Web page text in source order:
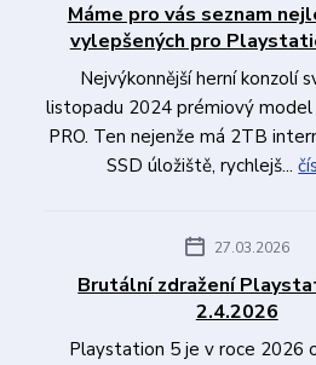
Máme pro vás seznam
vylepšených pro
Nejvýkonnější herní konzolí
listopadu 2024 prémiový
PRO. Ten nejenže má 2TB
SSD úložiště, rychlejš...
27.03.2026
Brutální zdražení
2.4.2026
Playstation 5 je v roce 2026